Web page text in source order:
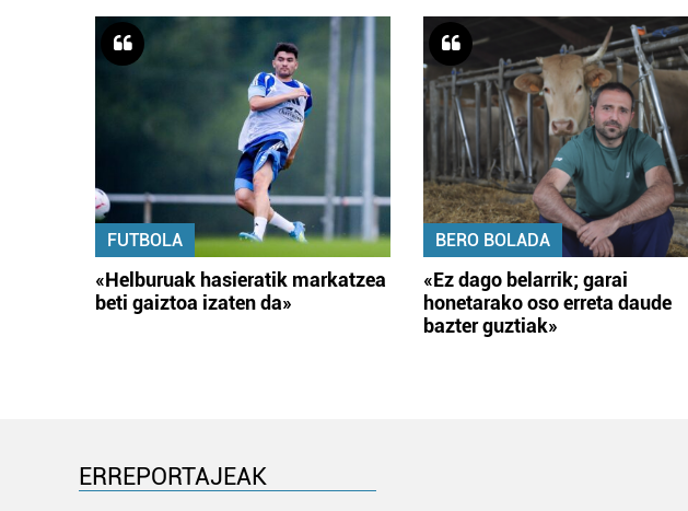
FUTBOLA
«Helburuak hasieratik markatzea
beti gaiztoa izaten da»
BERO BOLADA
«Ez dago belarrik; garai
honetarako oso erreta daude
bazter guztiak»
ERREPORTAJEAK